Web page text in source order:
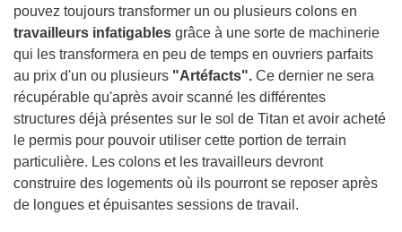
pouvez toujours transformer un ou plusieurs colons en
travailleurs infatigables grâce à une sorte de machinerie
qui les transformera en peu de temps en ouvriers parfaits
au prix d'un ou plusieurs "Artéfacts". Ce dernier ne sera
récupérable qu'après avoir scanné les différentes
structures déjà présentes sur le sol de Titan et avoir acheté
le permis pour pouvoir utiliser cette portion de terrain
particulière. Les colons et les travailleurs devront
construire des logements où ils pourront se reposer après
de longues et épuisantes sessions de travail.